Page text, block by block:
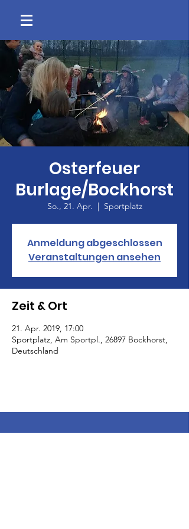
Osterfeuer
Burlage/Bockhorst
So., 21. Apr.
  |
Sportplatz
Anmeldung abgeschlossen
Veranstaltungen ansehen
Zeit & Ort
21. Apr. 2019, 17:00
Sportplatz, Am Sportpl., 26897 Bockhorst,
Deutschland